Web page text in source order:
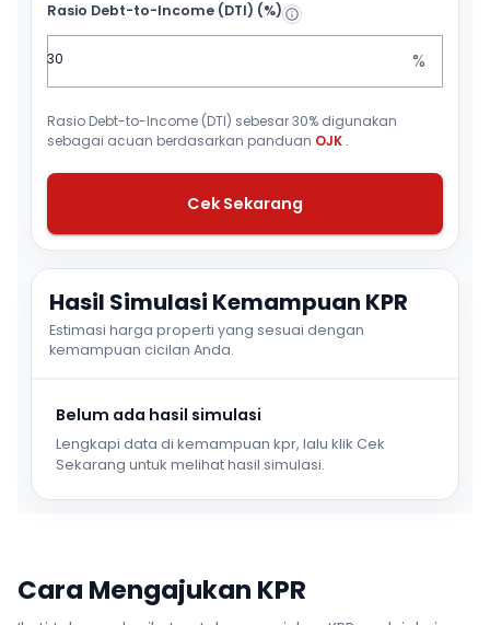
Rasio Debt-to-Income (DTI) (%)
%
Rasio Debt-to-Income (DTI) sebesar 30% digunakan
sebagai acuan berdasarkan panduan OJK .
Cek Sekarang
Hasil Simulasi Kemampuan KPR
Estimasi harga properti yang sesuai dengan
kemampuan cicilan Anda.
Belum ada hasil simulasi
Lengkapi data di kemampuan kpr, lalu klik Cek
Sekarang untuk melihat hasil simulasi.
Cara Mengajukan KPR